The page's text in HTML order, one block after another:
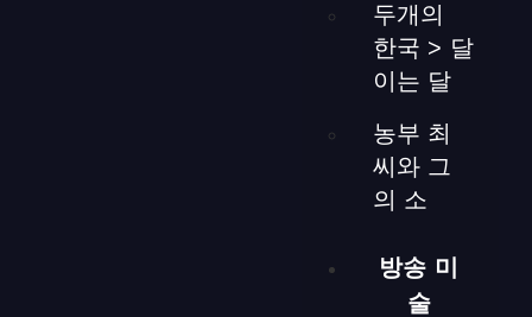
두개의
한국 > 달
이는 달
농부 최
씨와 그
의 소
방송 미
술
[ngg src=”galleries” ids=”75″ display=”basic_thumbnail”
number_of_columns=”2″][ngg src=”galleries” ids=”123″
display=”basic_thumbnail” number_of_columns=”4″]
置されています。外装の装飾も伝統的な技法を用いて細部